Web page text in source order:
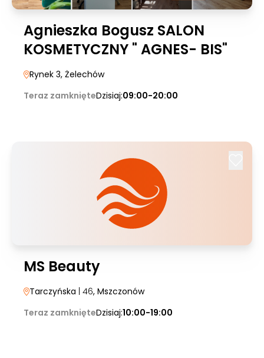
Agnieszka Bogusz SALON
KOSMETYCZNY " AGNES- BIS"
Rynek 3, Żelechów
Teraz zamknięteDzisiaj:09:00-20:00
MS Beauty
Tarczyńska | 46, Mszczonów
Teraz zamknięteDzisiaj:10:00-19:00